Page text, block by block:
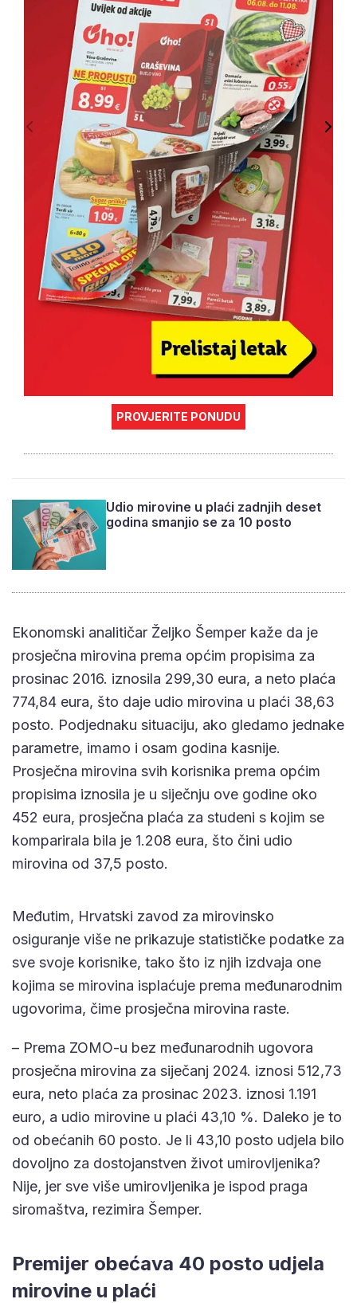
PROVJERITE PONUDU
Udio mirovine u plaći zadnjih deset
godina smanjio se za 10 posto
Ekonomski analitičar Željko Šemper kaže da je
prosječna mirovina prema općim propisima za
prosinac 2016. iznosila 299,30 eura, a neto plaća
774,84 eura, što daje udio mirovina u plaći 38,63
posto. Podjednaku situaciju, ako gledamo jednake
parametre, imamo i osam godina kasnije.
Prosječna mirovina svih korisnika prema općim
propisima iznosila je u siječnju ove godine oko
452 eura, prosječna plaća za studeni s kojim se
komparirala bila je 1.208 eura, što čini udio
mirovina od 37,5 posto.
Međutim, Hrvatski zavod za mirovinsko
osiguranje više ne prikazuje statističke podatke za
sve svoje korisnike, tako što iz njih izdvaja one
kojima se mirovina isplaćuje prema međunarodnim
ugovorima, čime prosječna mirovina raste.
– Prema ZOMO-u bez međunarodnih ugovora
prosječna mirovina za siječanj 2024. iznosi 512,73
eura, neto plaća za prosinac 2023. iznosi 1.191
euro, a udio mirovine u plaći 43,10 %. Daleko je to
od obećanih 60 posto. Je li 43,10 posto udjela bilo
dovoljno za dostojanstven život umirovljenika?
Nije, jer sve više umirovljenika je ispod praga
siromaštva, rezimira Šemper.
Premijer obećava 40 posto udjela
mirovine u plaći